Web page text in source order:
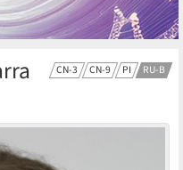
CN-3 CN-9 PI RU-B